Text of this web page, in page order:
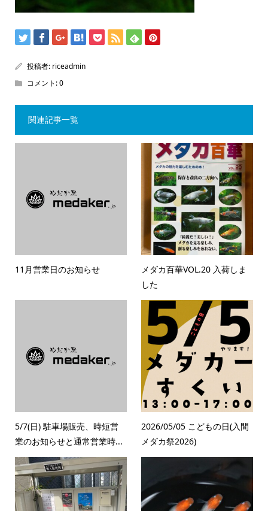
投稿者: riceadmin
コメント:0
関連記事一覧
11月営業日のお知らせ
メダカ百華VOL.20 入荷しま
した
5/7(日) 駐車場販売、時短営
業のお知らせと通常営業時...
2026/05/05 こどもの日(入間
メダカ祭2026)